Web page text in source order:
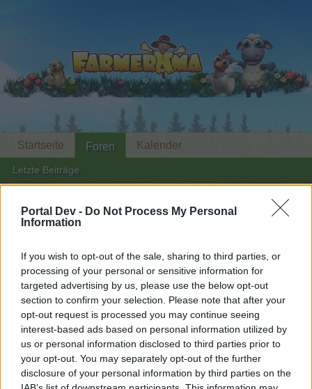
Portal Dev - Do Not Process My Personal
Information
If you wish to opt-out of the sale, sharing to third parties, or
processing of your personal or sensitive information for
targeted advertising by us, please use the below opt-out
section to confirm your selection. Please note that after your
opt-out request is processed you may continue seeing
interest-based ads based on personal information utilized by
us or personal information disclosed to third parties prior to
your opt-out. You may separately opt-out of the further
disclosure of your personal information by third parties on the
Mitglieder, denen der Beitrag #1855
gefällt
Liebe(r) Forum-Leser/in,
wenn Du in diesem Forum aktiv an den
Gesprächen teilnehmen oder eigene Themen
starten möchtest, musst Du Dich bitte zunächst
im Spiel einloggen. Falls Du noch keinen
Spielaccount besitzt, bitte registriere Dich neu.
Startseite Foren
Letzte Beiträge
Kalender